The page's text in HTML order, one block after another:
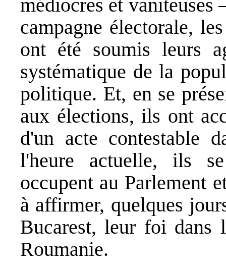
médiocres et
campagne électorale,
ont été soumis leurs
systématique de la
politique. Et, en se
aux élections, ils ont
d'un acte contestable
l'heure actuelle, ils
occupent au Parlement
à affirmer, quelques
Bucarest, leur foi dans
Roumanie.